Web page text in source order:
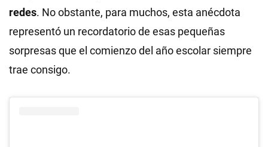
redes. No obstante, para muchos, esta anécdota
representó un recordatorio de esas pequeñas
sorpresas que el comienzo del año escolar siempre
trae consigo.